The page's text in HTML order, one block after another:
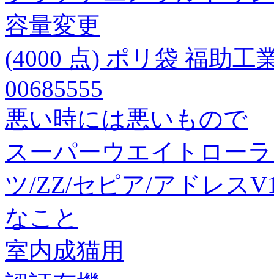
容量変更
(4000 点) ポリ袋 福助工
00685555
悪い時には悪いもので
スーパーウエイトロー
ツ/ZZ/セピア/アドレス
なこと
室内成猫用